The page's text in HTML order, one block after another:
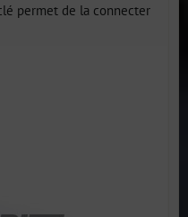
permet de la connecter